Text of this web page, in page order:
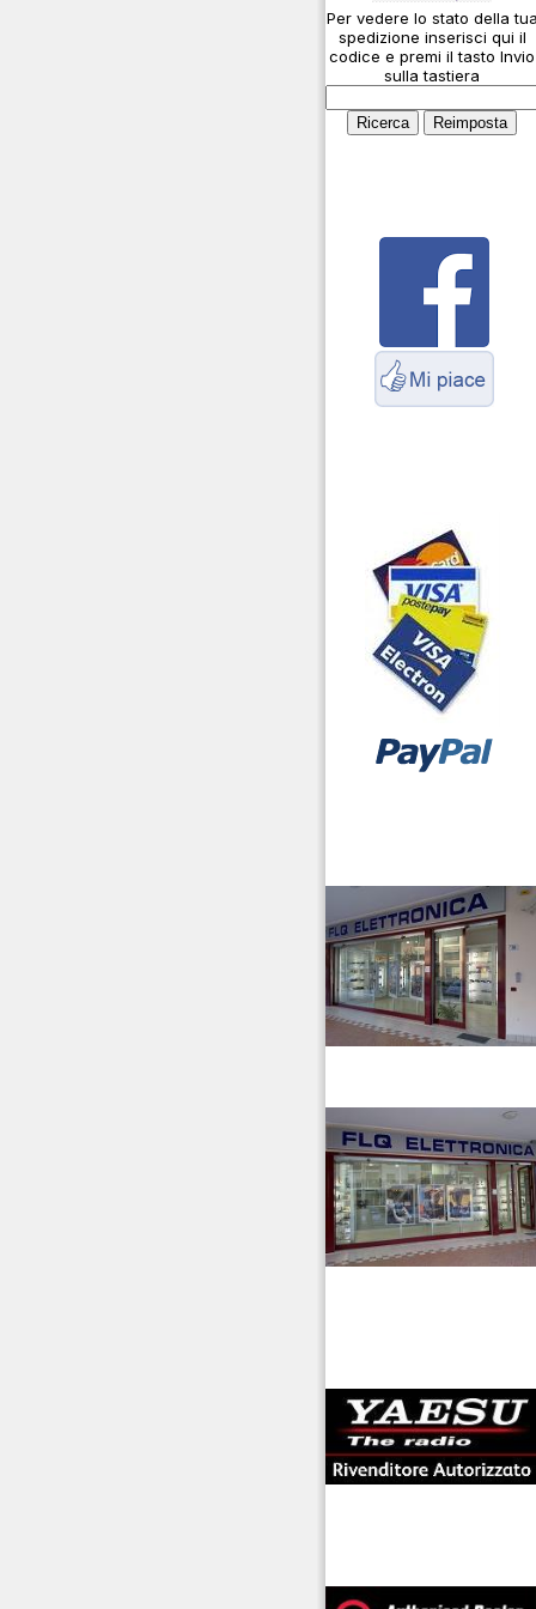
Cosa è l' ADS-B
Montaggio connettori
Parliamo di antenne e
cavi
Per vedere lo stato della tua
spedizione inserisci qui il
codice e premi il tasto Invio
sulla tastiera